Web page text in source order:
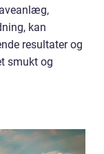
kan
resultater og
smukt og